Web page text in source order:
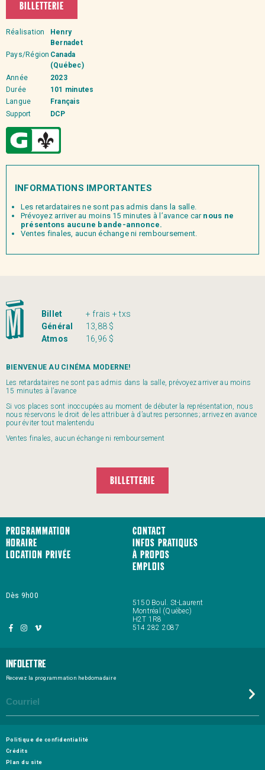
BILLETTERIE
Réalisation
Henry
Bernadet
Pays/Région Canada
(Québec)
Année
2023
Durée
101 minutes
Langue
Français
Support
DCP
INFORMATIONS IMPORTANTES
Les retardataires ne sont pas admis dans la salle.
Prévoyez arriver au moins 15 minutes à l’avance carnous ne
présentons aucune bande-annonce.
Ventes finales, aucun échange ni remboursement.
Billet
+ frais + txs
Général
13,88 $
Atmos
16,96 $
BIENVENUE AU CINÉMA MODERNE!
Les retardataires ne sont pas admis dans la salle, prévoyez arriver au moins
15 minutes à l’avance
Si vos places sont inoccupées au moment de débuter la représentation, nous
nous réservons le droit de les attribuer à d’autres personnes; arrivez en avance
pour éviter tout malentendu
Ventes finales, aucun échange ni remboursement
BILLETTERIE
Programmation
Horaire
Location privée
Contact
Infos pratiques
À propos
Emplois
5150 Boul. St-Laurent
Montréal (Québec)
H2T 1R8
514 282 2087
Dès 9h00
Infolettre
Recevez la programmation hebdomadaire
Politique de confidentialité
Crédits
Plan du site